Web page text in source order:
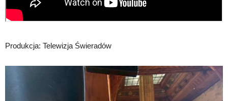
Produkcja: Telewizja Świeradów